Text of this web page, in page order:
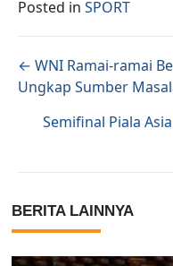
Posted in SPORT
Posts
← WNI Ramai-ramai
Ungkap Sumber
Semifinal Piala
BERITA LAINNYA